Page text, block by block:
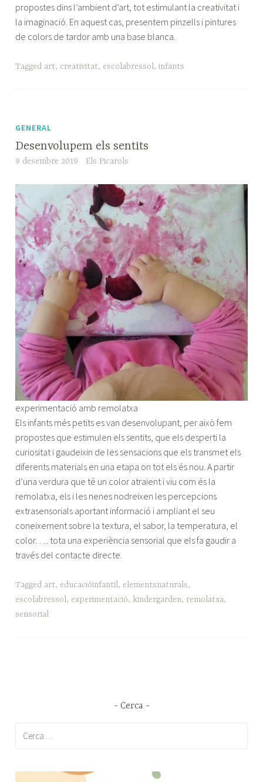
propostes dins l’ambient d’art, tot estimulant la creativitat i
la imaginació. En aquest cas, presentem pinzells i pintures
de colors de tardor amb una base blanca.
Tagged art, creativitat, escolabressol,infants
GENERAL
Desenvolupem els sentits
9 desembre 2019 Els Picarols
experimentació amb remolatxa
Els infants més petits es van desenvolupant, per això fem
propostes que estimulen els sentits, que els desperti la
curiositat i gaudeixin de les sensacions que els transmet els
diferents materials en una etapa on tot els és nou. A partir
d’una verdura que té un color atraient i viu com és la
remolatxa, els i les nenes nodreixen les percepcions
extrasensorials aportant informació i ampliant el seu
coneixement sobre la textura, el sabor, la temperatura, el
color….. tota una experiència sensorial que els fa gaudir a
través del contacte directe.
Tagged art, educacióinfantil, elementsnaturals,
escolabressol, experimentació, kindergarden, remolatxa,
sensorial
Cerca